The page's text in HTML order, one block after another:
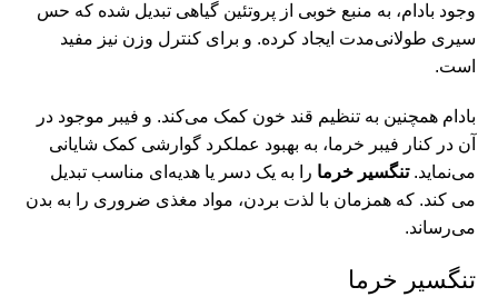
وجود بادام، به منبع خوبی از پروتئین گیاهی تبدیل شده که حس
سیری طولانی‌مدت ایجاد کرده. و برای کنترل وزن نیز مفید
است.
بادام همچنین به تنظیم قند خون کمک می‌کند. و فیبر موجود در
آن در کنار فیبر خرما، به بهبود عملکرد گوارشی کمک شایانی
می‌نماید.تنگسیر خرما را به یک دسر یا هدیه‌ای مناسب تبدیل
می کند. که همزمان با لذت بردن، مواد مغذی ضروری را به بدن
می‌رساند.
تنگسیر خرما